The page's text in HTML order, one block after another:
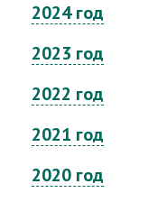
2024 год
2023 год
2022 год
2021 год
2020 год